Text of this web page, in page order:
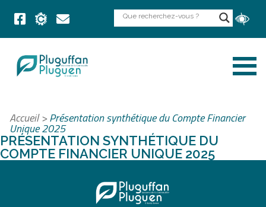
Accueil>Présentation synthétique du Compte Financier
Unique 2025
PRÉSENTATION SYNTHÉTIQUE DU
COMPTE FINANCIER UNIQUE 2025